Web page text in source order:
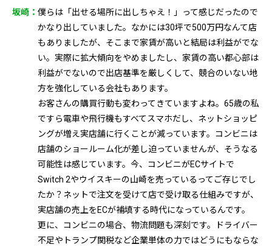
坂崎： 僕らは「出せる場所に出しちゃえ！」って感じだったので
かなり出していました。なかには30坪で500万円なんて店
もありましたが、そこまで家賃が高いと結局は利益がでな
い。実際に拡大傾向をやめましたし、家賃の高い都心部は
利益がでないので出店基準を厳しくして、競合のいない地
方を強化している会社もあります。
お客さんの購買行動も変わってきていますよね。65歳の私
ですら電車や飛行機もすべてスマホだし、ネットショッピ
ングが増え実店舗に行くことが減っています。コンビニは
店舗のショールーム化が差し迫っていませんが、そうなる
可能性は感じています。今、コンビニがECサイトで
Switch 2やウイスキーの山崎を売っているってご存じでし
たか？ネットで注文を受けて店で受け取る仕組みですが、
実店舗の売上をECが補填する時代になっているんです。
更に、コンビニの場合、物流問題も深刻です。ドライバー
不足やトランプ関税など企業単体の力ではどうにもならな